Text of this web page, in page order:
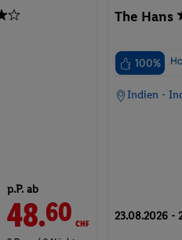
p.P. ab
48.60CHF
The Hans
100%
Indien -
23.08.2026 -